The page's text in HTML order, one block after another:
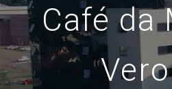
Café da